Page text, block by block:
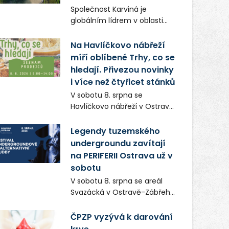
moravskoslezskou metropoli
nevybrali náhodou – její
přirozenou součástí příběhu
bývalého boxerského
šampiona Hoffa (Milan
Ondrík), jenž se po letech
vrací do světa vrcholových
zápasů, tentokrát v MMA.
Společnost Karviná je
globálním lídrem v oblasti
systémů, stabilním
zaměstnavatelem na
Karvinsku a firmou s
obrovským potenciálem.
Na Havlíčkovo nábřeží
míří oblíbené Trhy, co se
hledají. Přivezou novinky
i více než čtyřicet stánků
V sobotu 8. srpna se
Havlíčkovo nábřeží v Ostravě
vůní, chutí a poctivých
lokálních výrobků. Trhy, co se
hledají tentokrát nabídnou
více než čtyřicet pečlivě
vybraných stánků s kvalitní
gastronomií, farmářskými
produkty, designem i
Návštěvníci se mohou těšit
Legendy tuzemského
undergroundu zavítají
na PERIFERII Ostrava už v
sobotu
V sobotu 8. srpna se areál
Svazácká v Ostravě-Zábřehu
undergroundové a
alternativní hudby. Uskuteční
ČPZP vyzývá k darování